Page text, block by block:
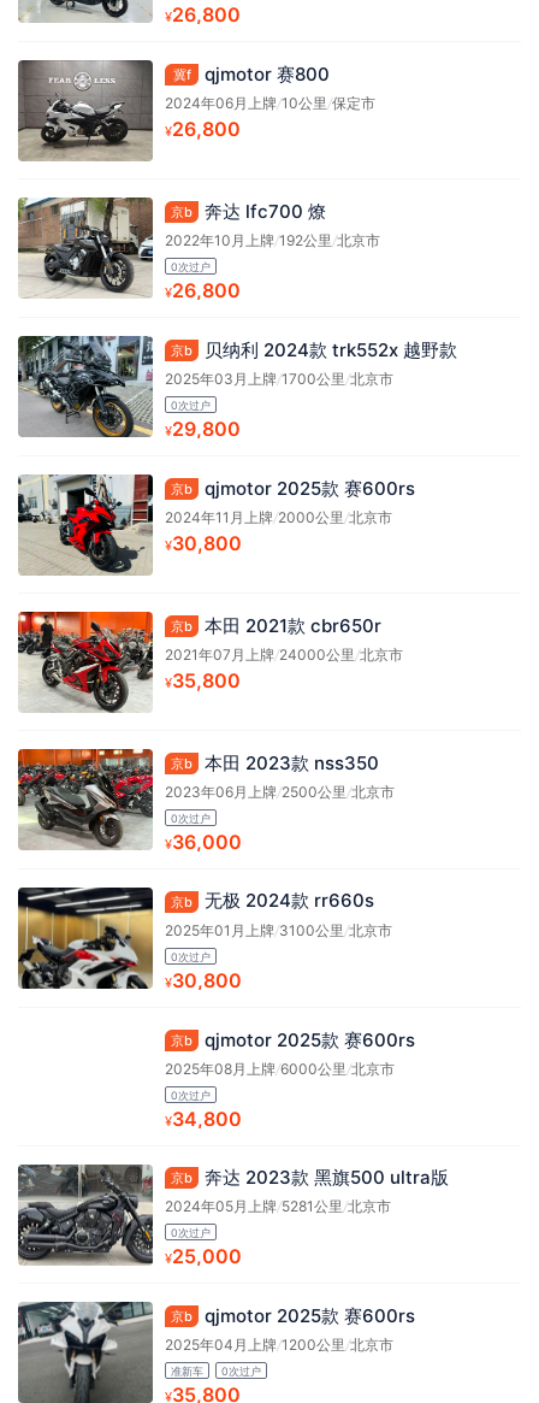
¥26,800
冀f qjmotor 赛800
2024年06月上牌/10公里 /保定市
¥26,800
京b 奔达 lfc700 燎
2022年10月上牌/192公里 /北京市
0次过户
¥26,800
京b 贝纳利 2024款 trk552x 越野款
2025年03月上牌/1700公里 /北京市
0次过户
¥29,800
京b qjmotor 2025款 赛600rs
2024年11月上牌/2000公里 /北京市
¥30,800
京b 本田 2021款 cbr650r
2021年07月上牌/24000公里 /北京市
¥35,800
京b 本田 2023款 nss350
2023年06月上牌/2500公里 /北京市
0次过户
¥36,000
京b 无极 2024款 rr660s
2025年01月上牌/3100公里 /北京市
0次过户
¥30,800
京b qjmotor 2025款 赛600rs
2025年08月上牌/6000公里 /北京市
0次过户
¥34,800
京b 奔达 2023款 黑旗500 ultra版
2024年05月上牌/5281公里/北京市
0次过户
¥25,000
京b qjmotor 2025款 赛600rs
2025年04月上牌/1200公里/北京市
准新车 0次过户
¥35,800